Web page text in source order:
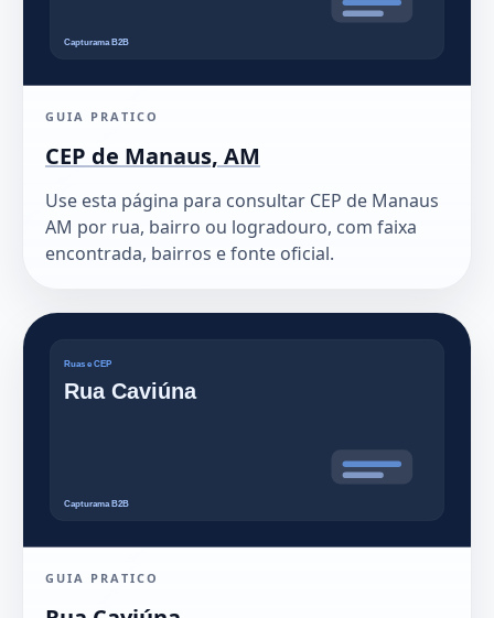
GUIA PRATICO
CEP de Manaus, AM
Use esta página para consultar CEP de Manaus
AM por rua, bairro ou logradouro, com faixa
encontrada, bairros e fonte oficial.
GUIA PRATICO